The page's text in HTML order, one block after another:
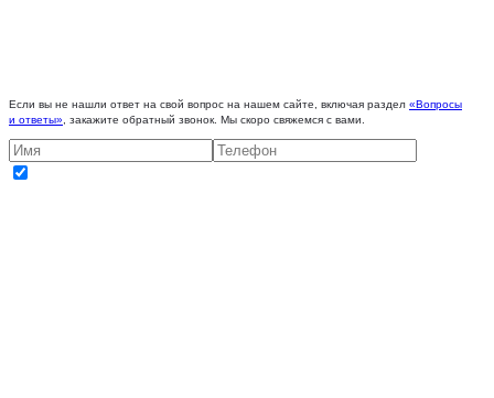
Если вы не нашли ответ на свой вопрос на нашем сайте, включая раздел «Вопросы
и ответы» , закажите обратный звонок. Мы скоро свяжемся с вами.